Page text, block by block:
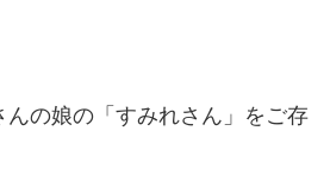
の娘の「すみれさん」をご存